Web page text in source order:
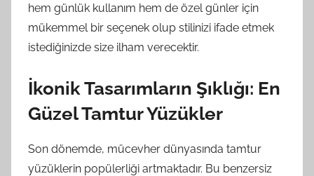
hem günlük kullanım hem de özel günler için
mükemmel bir seçenek olup stilinizi ifade etmek
istediğinizde size ilham verecektir.
İkonik Tasarımların Şıklığı: En
Güzel Tamtur Yüzükler
Son dönemde, mücevher dünyasında tamtur
yüzüklerin popülerliği artmaktadır. Bu benzersiz